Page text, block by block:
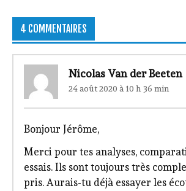
4 COMMENTAIRES
Nicolas Van der Beeten
24 août 2020 à 10 h 36 min
Bonjour Jérôme,
Merci pour tes analyses,
essais. Ils sont toujours très
pris. Aurais-tu déjà essayer les